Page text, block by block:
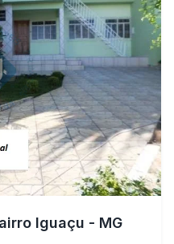
Iguaçu - MG